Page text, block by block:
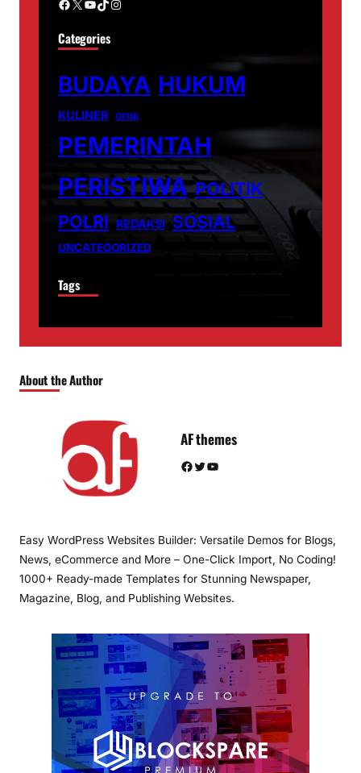
Facebook X YouTube TikTok Instagram
Categories
BUDAYA HUKUM
KULINER OPINI
PEMERINTAH
PERISTIWA POLITIK
POLRI
REDAKSI SOSIAL
UNCATEGORIZED
Tags
About the Author
AF themes
Facebook Twitter YouTube
Easy WordPress Websites Builder: Versatile Demos for Blogs,
News, eCommerce and More – One-Click Import, No Coding!
1000+ Ready-made Templates for Stunning Newspaper,
Magazine, Blog, and Publishing Websites.